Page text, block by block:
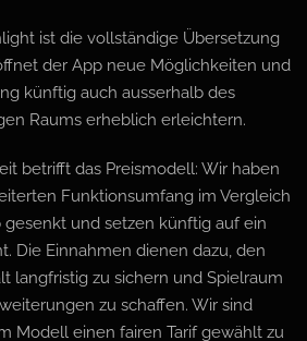
ist die vollständige Übersetzung
der App neue Möglichkeiten und
künftig auch ausserhalb des
Raums erheblich erleichtern.
betrifft das Preismodell: Wir haben
Funktionsumfang im Vergleich
gesenkt und setzen künftig auf ein
Die Einnahmen dienen dazu, den
langfristig zu sichern und Spielraum
zu schaffen. Wir sind
Modell einen fairen Tarif gewählt zu